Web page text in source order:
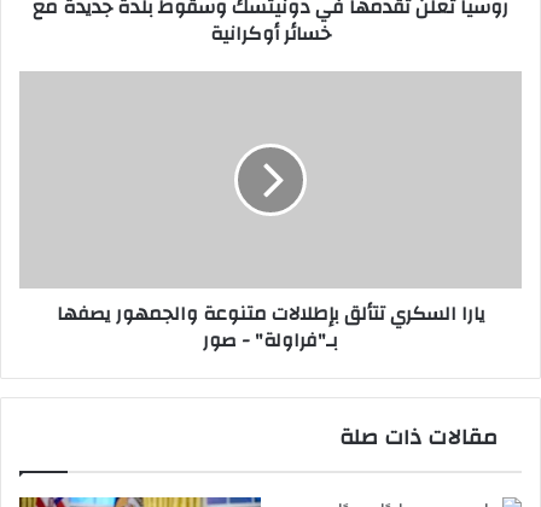
روسيا تعلن تقدمها في دونيتسك وسقوط بلدة جديدة مع
خسائر أوكرانية
-
يارا السكري تتألق بإطلالات متنوعة والجمهور يصفها
بـ"فراولة" - صور
مقالات ذات صلة